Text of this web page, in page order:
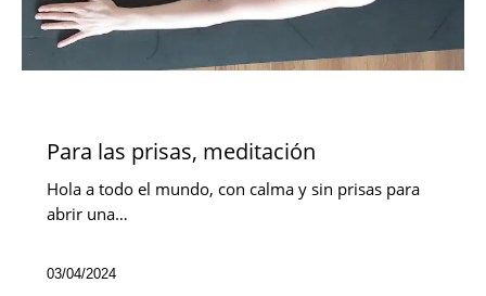
Para las prisas, meditación
Hola a todo el mundo, con calma y sin prisas para
abrir una…
03/04/2024